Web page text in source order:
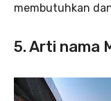
membutuhkan
5. Arti nama